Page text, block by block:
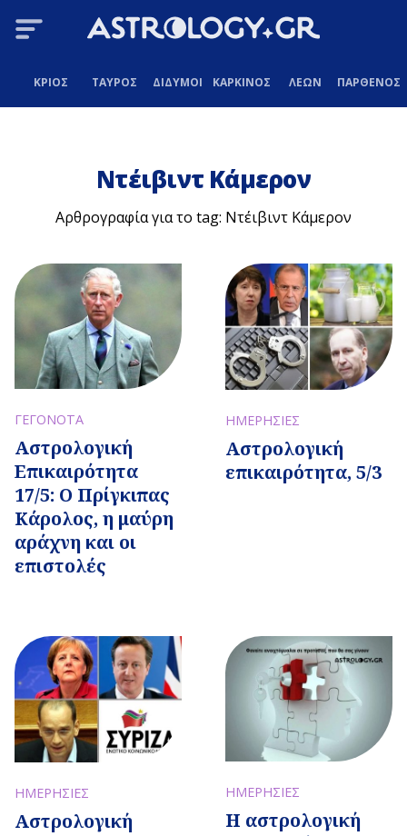
ΚΡΙΟΣ ΤΑΥΡΟΣ ΔΙΔΥΜΟΙ ΚΑΡΚΙΝΟΣ ΛΕΩΝ ΠΑΡΘΕΝΟΣ
Ντέιβιντ Κάμερον
Αρθρογραφία για το tag: Ντέιβιντ Κάμερον
ΓΕΓΟΝΟΤΑ
Αστρολογική
Επικαιρότητα
17/5: Ο Πρίγκιπας
Κάρολος, η μαύρη
αράχνη και οι
επιστολές
ΗΜΕΡΗΣΙΕΣ
Αστρολογική
επικαιρότητα, 5/3
ΗΜΕΡΗΣΙΕΣ
Αστρολογική
ΗΜΕΡΗΣΙΕΣ
Η αστρολογική